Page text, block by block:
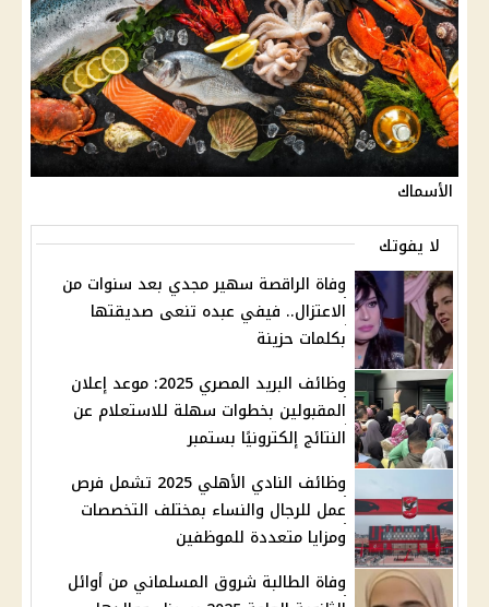
الأسماك
لا يفوتك
وفاة الراقصة سهير مجدي بعد سنوات من
الاعتزال.. فيفي عبده تنعى صديقتها
بكلمات حزينة
وظائف البريد المصري 2025: موعد إعلان
المقبولين بخطوات سهلة للاستعلام عن
النتائج إلكترونيًا بستمبر
وظائف النادي الأهلي 2025 تشمل فرص
عمل للرجال والنساء بمختلف التخصصات
ومزايا متعددة للموظفين
وفاة الطالبة شروق المسلماني من أوائل